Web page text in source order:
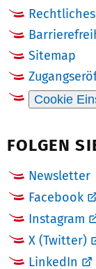
Rechtliches
Sitemap
Cookie
FOLGEN
Newsletter
Facebook
Instagram
X (Twitter)
LinkedIn